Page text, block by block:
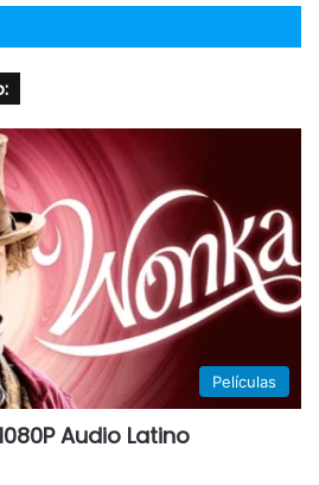
Películas
Audio Latino